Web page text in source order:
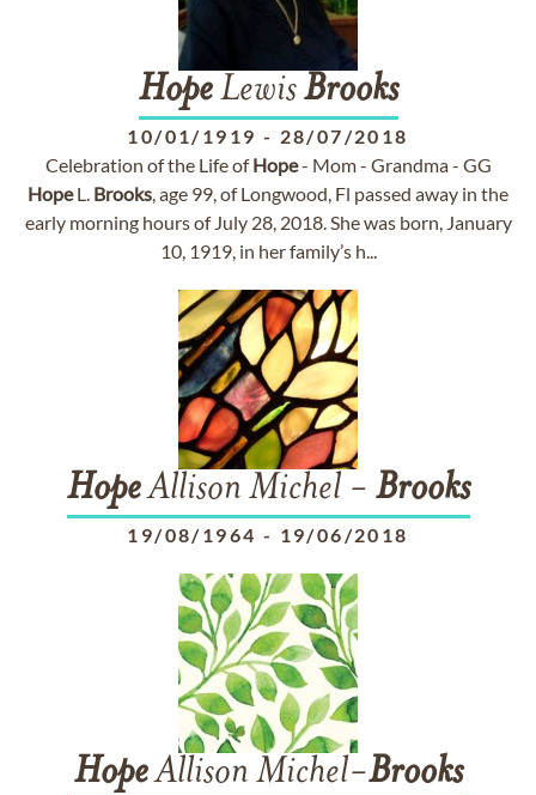
HopeLewisBrooks
10/01/1919 - 28/07/2018
Celebration of the Life ofHope- Mom - Grandma - GG
HopeL. Brooks, age 99, of Longwood, Fl passed away in the
early morning hours of July 28, 2018. She was born, January
10, 1919, in her family’s h...
HopeAllison Michel - Brooks
19/08/1964 - 19/06/2018
HopeAllison Michel-Brooks